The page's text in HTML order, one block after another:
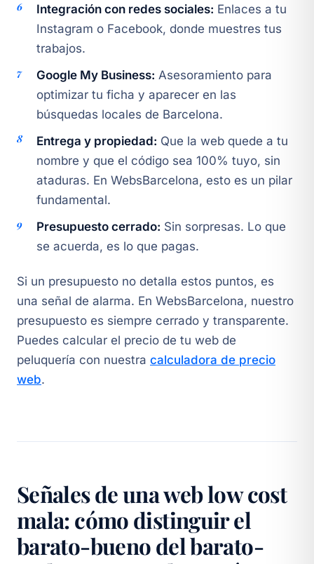
Integración con redes sociales: Enlaces a tu
Instagram o Facebook, donde muestres tus
trabajos.
Google My Business: Asesoramiento para
optimizar tu ficha y aparecer en las
búsquedas locales de Barcelona.
Entrega y propiedad: Que la web quede a tu
nombre y que el código sea 100% tuyo, sin
ataduras. En WebsBarcelona, esto es un pilar
fundamental.
Presupuesto cerrado: Sin sorpresas. Lo que
se acuerda, es lo que pagas.
Si un presupuesto no detalla estos puntos, es
una señal de alarma. En WebsBarcelona, nuestro
presupuesto es siempre cerrado y transparente.
Puedes calcular el precio de tu web de
peluquería con nuestra calculadora de precio
web.
Señales de una web low cost
mala: cómo distinguir el
barato-bueno del barato-